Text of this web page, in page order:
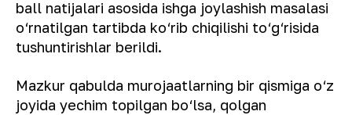
ball natijalari asosida ishga joylashish masalasi
o‘rnatilgan tartibda ko‘rib chiqilishi to‘g‘risida
tushuntirishlar berildi.
Mazkur qabulda murojaatlarning bir qismiga o‘z
joyida yechim topilgan bo‘lsa, qolgan